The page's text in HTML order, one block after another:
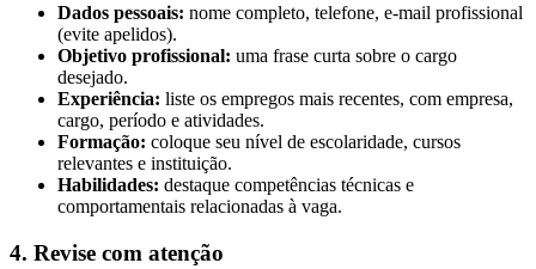
Dados pessoais: nome completo, telefone, e-mail profissional
(evite apelidos).
Objetivo profissional: uma frase curta sobre o cargo
desejado.
Experiência: liste os empregos mais recentes, com empresa,
cargo, período e atividades.
Formação: coloque seu nível de escolaridade, cursos
relevantes e instituição.
Habilidades: destaque competências técnicas e
comportamentais relacionadas à vaga.
4. Revise com atenção